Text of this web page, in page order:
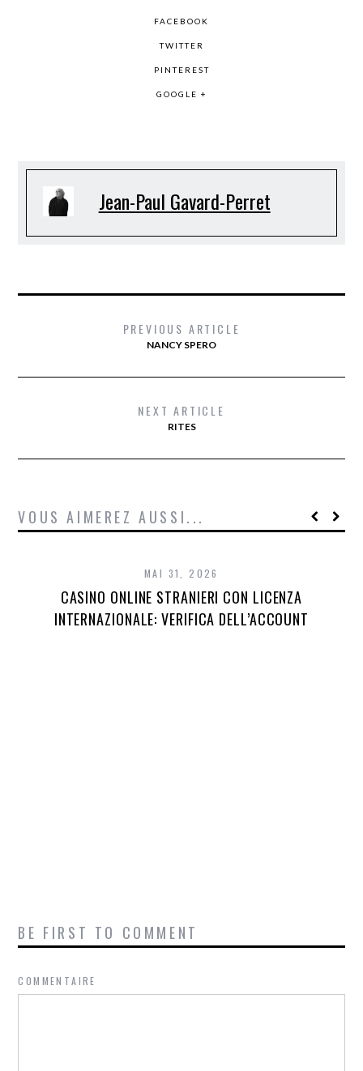
FACEBOOK
TWITTER
PINTEREST
GOOGLE +
Jean-Paul Gavard-Perret
PREVIOUS ARTICLE
NANCY SPERO
NEXT ARTICLE
RITES
VOUS AIMEREZ AUSSI...
MAI 31, 2026
CASINO ONLINE STRANIERI CON LICENZA
INTERNAZIONALE: VERIFICA DELL’ACCOUNT
BE FIRST TO COMMENT
COMMENTAIRE